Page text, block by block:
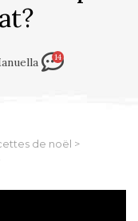
14
de noël >